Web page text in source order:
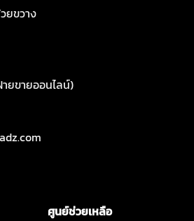
ยขวาง
ายขายออนไลน์)
ศูนย์ช่วยเหลือ